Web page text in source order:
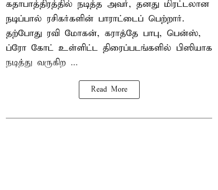
கதாபாத்திரத்தில் நடித்த அவர், தனது மிரட்டலான
நடிப்பால் ரசிகர்களின் பாராட்டைப் பெற்றார்.
தற்போது ரவி மோகன், கராத்தே பாபு, பென்ஸ்,
ப்ரோ கோட் உள்ளிட்ட திரைப்படங்களில் பிஸியாக
நடித்து வருகிற ...
Read More